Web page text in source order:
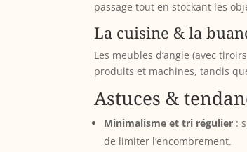
passage tout en stockant les
La cuisine & la
Les meubles d’angle (avec
produits et machines, tandis
Astuces &
Minimalisme et tri régulier :
de limiter l’encombrement.